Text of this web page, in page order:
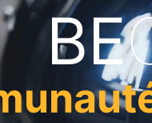
BE